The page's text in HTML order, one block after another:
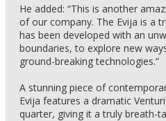
He added: “This is another
of our company. The Evija is a
has been developed with an
boundaries, to explore new
ground-breaking technologies.”
A stunning piece of
Evija features a dramatic
quarter, giving it a truly breath-